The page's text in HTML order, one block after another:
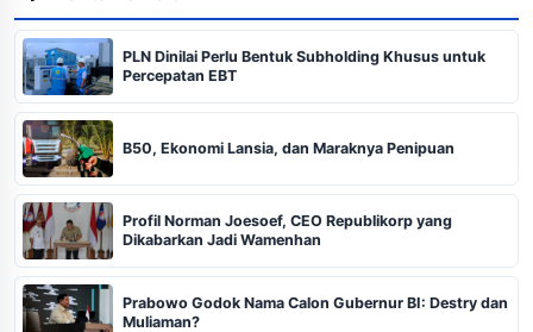
PLN Dinilai Perlu Bentuk Subholding Khusus untuk
Percepatan EBT
B50, Ekonomi Lansia, dan Maraknya Penipuan
Profil Norman Joesoef, CEO Republikorp yang
Dikabarkan Jadi Wamenhan
Prabowo Godok Nama Calon Gubernur BI: Destry dan
Muliaman?